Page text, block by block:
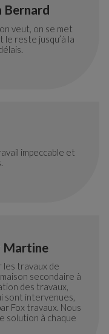
Bernard
veut, on se met
le reste jusqu’à la
impeccable et
Martine
les travaux de
secondaire à
des travaux,
sont intervenues,
Fox travaux. Nous
solution à chaque